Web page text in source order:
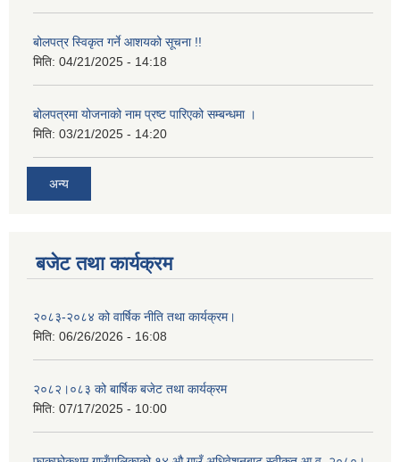
बोलपत्र स्विकृत गर्ने आशयको सूचना !!
मिति: 04/21/2025 - 14:18
बोलपत्रमा योजनाको नाम प्रष्ट पारिएको सम्बन्धमा ।
मिति: 03/21/2025 - 14:20
अन्य
बजेट तथा कार्यक्रम
२०८३-२०८४ को वार्षिक नीति तथा कार्यक्रम।
मिति: 06/26/2026 - 16:08
२०८२।०८३ को बार्षिक बजेट तथा कार्यक्रम
मिति: 07/17/2025 - 10:00